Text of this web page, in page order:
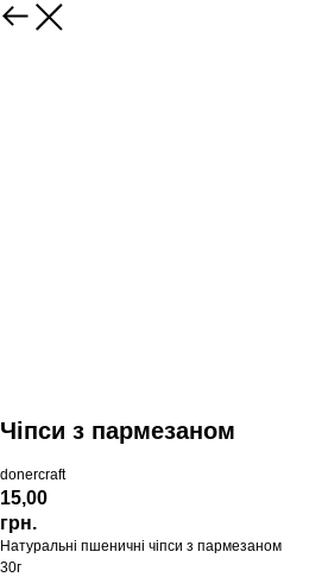
Чіпси з пармезаном
donercraft
15,00
грн.
Натуральні пшеничні чіпси з пармезаном
30г